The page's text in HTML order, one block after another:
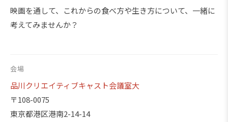
映画を通して、これからの食べ方や生き方について、一緒に
考えてみませんか？
会場
品川クリエイティブキャスト会議室大
〒108-0075
東京都港区港南2-14-14